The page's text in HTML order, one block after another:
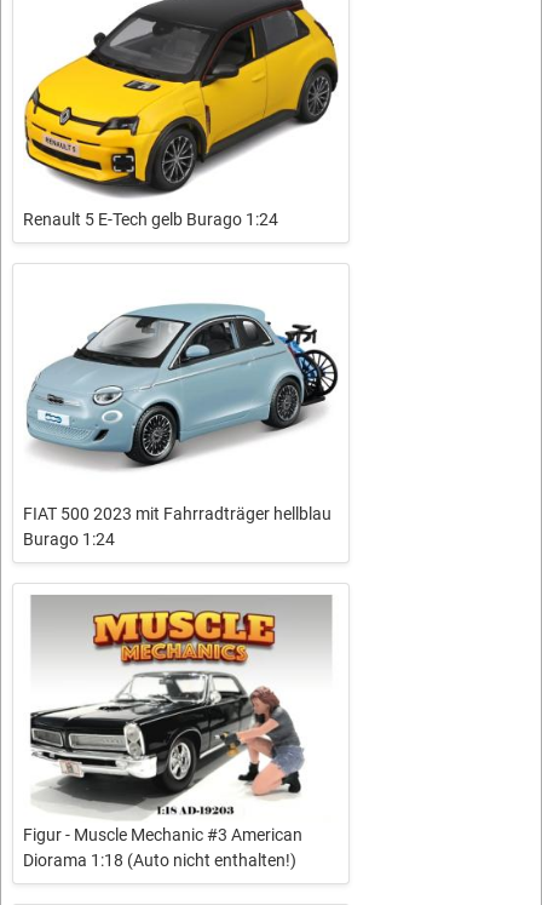
Renault 5 E-Tech gelb Burago 1:24
FIAT 500 2023 mit Fahrradträger hellblau
Burago 1:24
Figur - Muscle Mechanic #3 American
Diorama 1:18 (Auto nicht enthalten!)